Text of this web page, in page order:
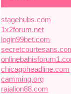
stagehubs.com
1x2forum.net
login99bet.com
chicagoheadline.com
camming.org
rajalion88.com